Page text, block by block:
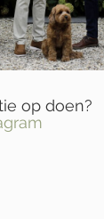
op doen?